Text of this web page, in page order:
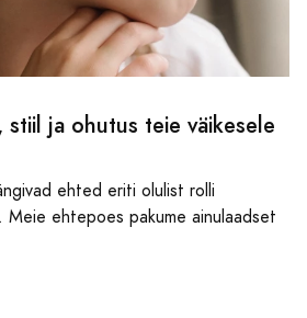
ja ohutus teie väikesele
ehted eriti olulist rolli
ehtepoes pakume ainulaadset